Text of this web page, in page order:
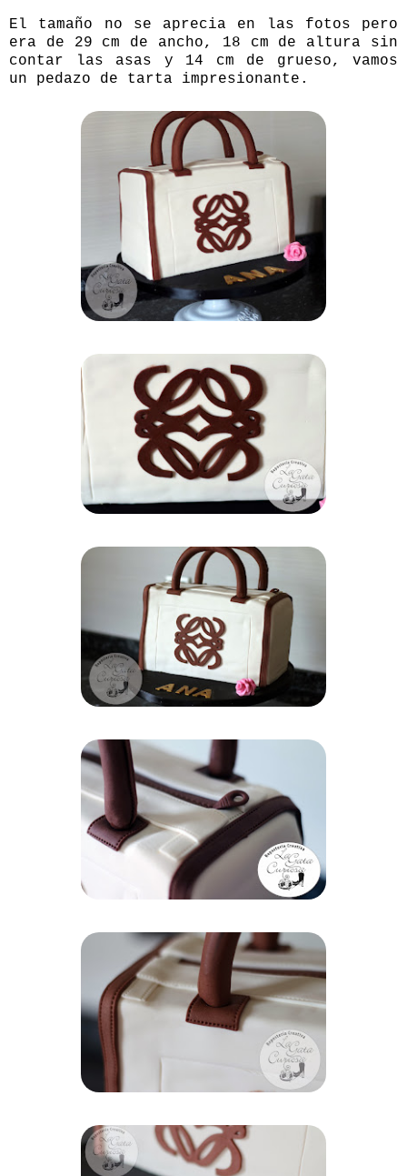
El tamaño no se aprecia en las fotos pero
era de 29 cm de ancho, 18 cm de altura sin
contar las asas y 14 cm de grueso, vamos
un pedazo de tarta impresionante.